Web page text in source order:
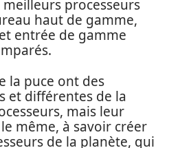
processeurs
haut de gamme,
entrée de gamme
la puce ont des
et différentes de la
mais leur
même, à savoir créer
de la planète, qui